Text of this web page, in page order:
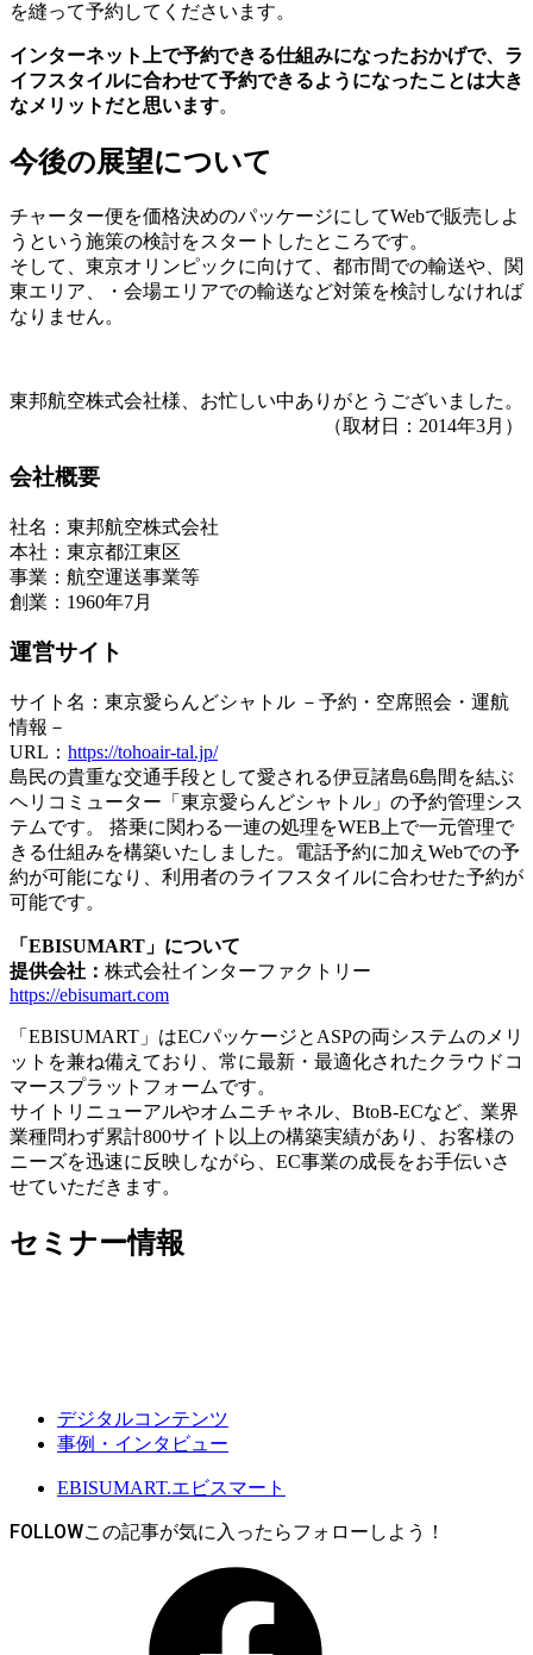
を縫って予約してくださいます。
インターネット上で予約できる仕組みになったおかげで、ラ
イフスタイルに合わせて予約できるようになったことは大き
なメリットだと思います。
今後の展望について
チャーター便を価格決めのパッケージにしてWebで販売しよ
うという施策の検討をスタートしたところです。
そして、東京オリンピックに向けて、都市間での輸送や、関
東エリア、・会場エリアでの輸送など対策を検討しなければ
なりません。
東邦航空株式会社様、お忙しい中ありがとうございました。
（取材日：2014年3月）
会社概要
社名：東邦航空株式会社
本社：東京都江東区
事業：航空運送事業等
創業：1960年7月
運営サイト
サイト名：東京愛らんどシャトル －予約・空席照会・運航
情報－
URL： https://tohoair-tal.jp/
島民の貴重な交通手段として愛される伊豆諸島6島間を結ぶ
ヘリコミューター「東京愛らんどシャトル」の予約管理シス
テムです。 搭乗に関わる一連の処理をWEB上で一元管理で
きる仕組みを構築いたしました。電話予約に加えWebでの予
約が可能になり、利用者のライフスタイルに合わせた予約が
可能です。
「EBISUMART」について
提供会社： 株式会社インターファクトリー
https://ebisumart.com
「EBISUMART」はECパッケージとASPの両システムのメリ
ットを兼ね備えており、常に最新・最適化されたクラウドコ
マースプラットフォームです。
サイトリニューアルやオムニチャネル、BtoB-ECなど、業界
業種問わず累計800サイト以上の構築実績があり、お客様の
ニーズを迅速に反映しながら、EC事業の成長をお手伝いさ
せていただきます。
セミナー情報
デジタルコンテンツ
事例・インタビュー
EBISUMART.エビスマート
FOLLOW